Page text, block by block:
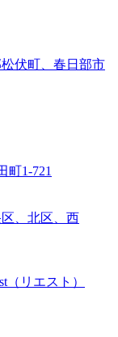
伏町、春日部市
町1-721
、北区、西